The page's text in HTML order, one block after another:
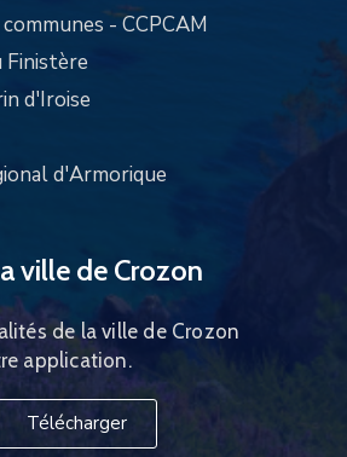
- CCPCAM
d'Iroise
d'Armorique
ville de Crozon
de la ville de Crozon
application.
Télécharger